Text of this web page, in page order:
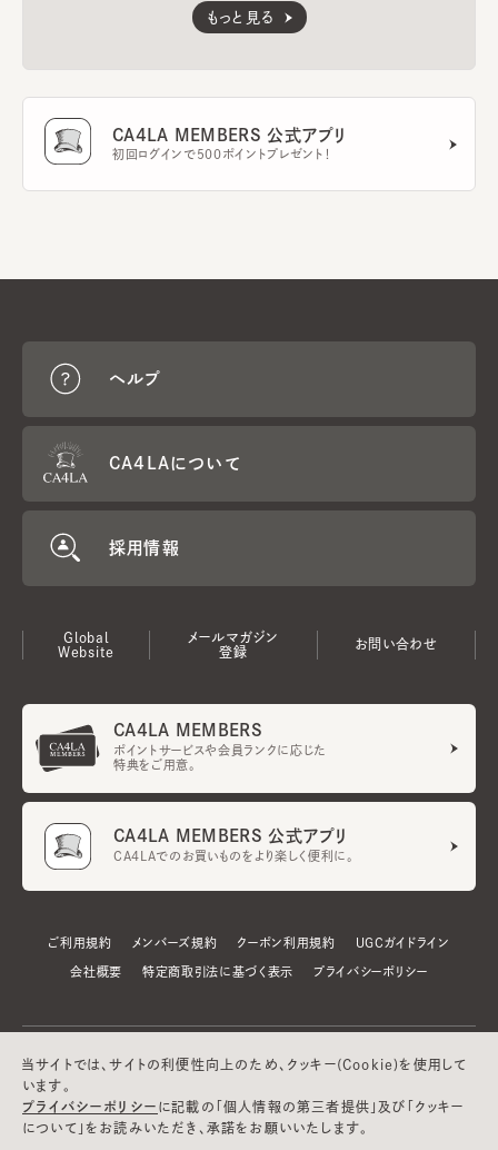
もっと見る
CA4LA MEMBERS 公式アプリ
初回ログインで500ポイントプレゼント！
ヘルプ
CA4LAについて
採用情報
Global
Website
メールマガジン
登録
お問い合わせ
CA4LA MEMBERS
ポイントサービスや会員ランクに応じた
特典をご用意。
CA4LA MEMBERS 公式アプリ
CA4LAでのお買いものをより楽しく便利に。
ご利用規約 メンバーズ規約 クーポン利用規約 UGCガイドライン
会社概要 特定商取引法に基づく表示 プライバシーポリシー
当サイトでは、サイトの利便性向上のため、クッキー(Cookie)を使用して
います。
プライバシーポリシー に記載の「個人情報の第三者提供」及び「クッキー
について」をお読みいただき、承諾をお願いいたします。